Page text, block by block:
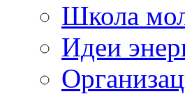
Школа
Идеи